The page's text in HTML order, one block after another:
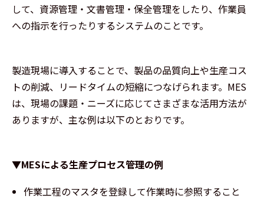
して、資源管理・文書管理・保全管理をしたり、作業員
への指示を行ったりするシステムのことです。
製造現場に導入することで、製品の品質向上や生産コス
トの削減、リードタイムの短縮につなげられます。MES
は、現場の課題・ニーズに応じてさまざまな活用方法が
ありますが、主な例は以下のとおりです。
▼MESによる生産プロセス管理の例
作業工程のマスタを登録して作業時に参照すること